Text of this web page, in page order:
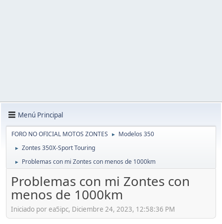
Menú Principal
FORO NO OFICIAL MOTOS ZONTES ► Modelos 350
► Zontes 350X-Sport Touring
► Problemas con mi Zontes con menos de 1000km
Problemas con mi Zontes con
menos de 1000km
Iniciado por ea5ipc, Diciembre 24, 2023, 12:58:36 PM